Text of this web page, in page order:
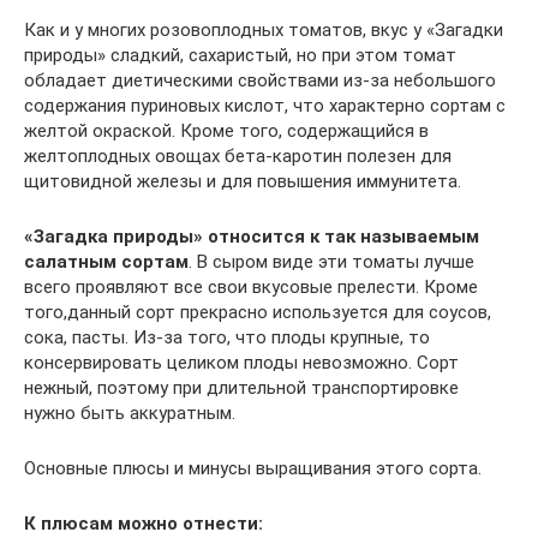
Как и у многих розовоплодных томатов, вкус у «Загадки
природы» сладкий, сахаристый, но при этом томат
обладает диетическими свойствами из-за небольшого
содержания пуриновых кислот, что характерно сортам с
желтой окраской. Кроме того, содержащийся в
желтоплодных овощах бета-каротин полезен для
щитовидной железы и для повышения иммунитета.
«Загадка природы» относится к так называемым
салатным сортам . В сыром виде эти томаты лучше
всего проявляют все свои вкусовые прелести. Кроме
того,данный сорт прекрасно используется для соусов,
сока, пасты. Из-за того, что плоды крупные, то
консервировать целиком плоды невозможно. Сорт
нежный, поэтому при длительной транспортировке
нужно быть аккуратным.
Основные плюсы и минусы выращивания этого сорта.
К плюсам можно отнести: